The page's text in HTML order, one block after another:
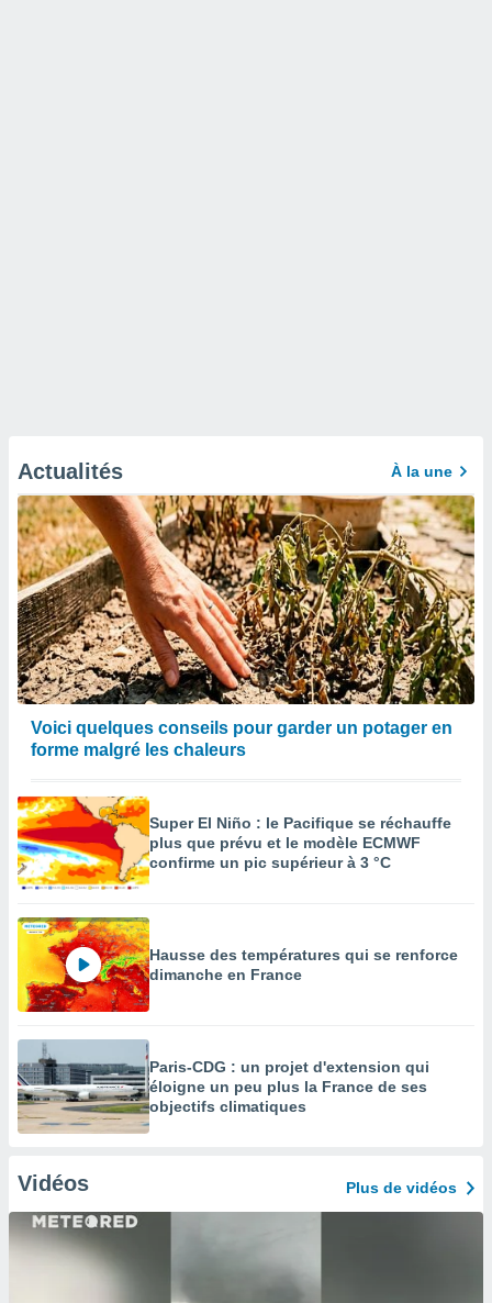
Actualités À la une
Voici quelques conseils pour garder un potager en
forme malgré les chaleurs
Super El Niño : le Pacifique se réchauffe
plus que prévu et le modèle ECMWF
confirme un pic supérieur à 3 °C
Hausse des températures qui se renforce
dimanche en France
Paris-CDG : un projet d'extension qui
éloigne un peu plus la France de ses
objectifs climatiques
Vidéos Plus de vidéos